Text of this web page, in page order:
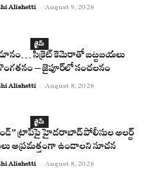
Alishetti - August 9, 2026
క్రైమ్
సీక్రెట్ కెమెరాతో బట్టబయలు
– జైపూర్‌లో సంచలనం
Alishetti - August 8, 2026
క్రైమ్
ట్రాప్‌పై హైదరాబాద్ పోలీసుల అలర్ట్
అప్రమత్తంగా ఉండాలని సూచన
Alishetti - August 8, 2026